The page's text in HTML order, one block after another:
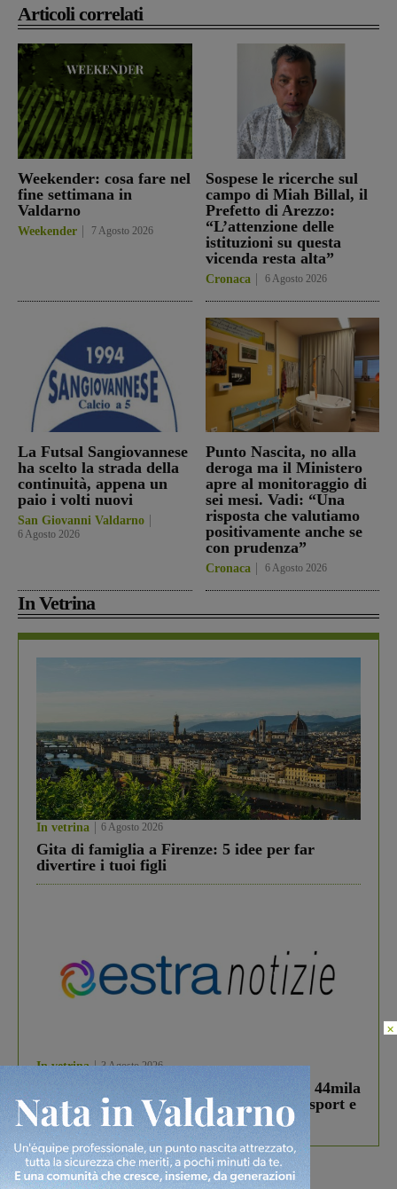
Articoli correlati
Weekender: cosa fare nel
fine settimana in
Valdarno
Weekender 7 Agosto 2026
Sospese le ricerche sul
campo di Miah Billal, il
Prefetto di Arezzo:
“L’attenzione delle
istituzioni su questa
vicenda resta alta”
Cronaca 6 Agosto 2026
La Futsal Sangiovannese
ha scelto la strada della
continuità, appena un
paio i volti nuovi
San Giovanni Valdarno
6 Agosto 2026
Punto Nascita, no alla
deroga ma il Ministero
apre al monitoraggio di
sei mesi. Vadi: “Una
risposta che valutiamo
positivamente anche se
con prudenza”
Cronaca 6 Agosto 2026
In Vetrina
In vetrina 6 Agosto 2026
Gita di famiglia a Firenze: 5 idee per far
divertire i tuoi figli
In vetrina 3 Agosto 2026
Estra Notizie agosto: Smart Cities, oltre 44mila
studenti coinvolti, torna il bando per lo sport e
debutta il podcast Estrair
×